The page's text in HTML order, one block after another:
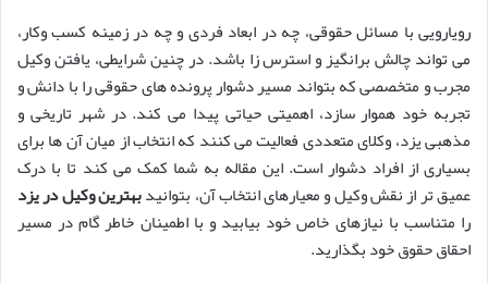
رویارویی با مسائل حقوقی، چه در ابعاد فردی و چه در زمینه کسب وکار،
می تواند چالش برانگیز و استرس زا باشد. در چنین شرایطی، یافتن وکیل
مجرب و متخصصی که بتواند مسیر دشوار پرونده های حقوقی را با دانش و
تجربه خود هموار سازد، اهمیتی حیاتی پیدا می کند. در شهر تاریخی و
مذهبی یزد، وکلای متعددی فعالیت می کنند که انتخاب از میان آن ها برای
بسیاری از افراد دشوار است. این مقاله به شما کمک می کند تا با درک
عمیق تر از نقش وکیل و معیارهای انتخاب آن، بتوانیدبهترین وکیل در یزد
را متناسب با نیازهای خاص خود بیابید و با اطمینان خاطر گام در مسیر
احقاق حقوق خود بگذارید.